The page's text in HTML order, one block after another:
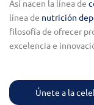
Así nacen la línea de
línea de nutrición
filosofía de ofrecer
excelencia e
Únete a la